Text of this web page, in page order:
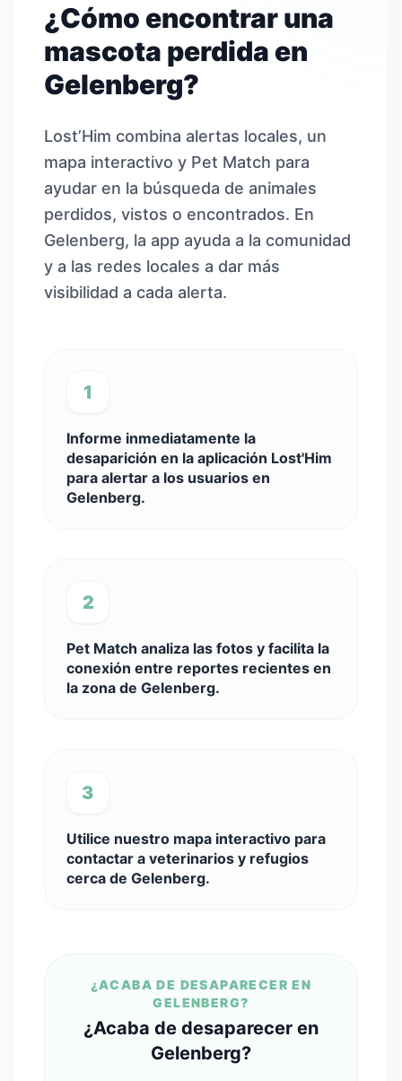
¿Cómo encontrar una
mascota perdida en
Gelenberg?
Lost’Him combina alertas locales, un
mapa interactivo y Pet Match para
ayudar en la búsqueda de animales
perdidos, vistos o encontrados. En
Gelenberg, la app ayuda a la comunidad
y a las redes locales a dar más
visibilidad a cada alerta.
1
Informe inmediatamente la
desaparición en la aplicación Lost'Him
para alertar a los usuarios en
Gelenberg.
2
Pet Match analiza las fotos y facilita la
conexión entre reportes recientes en
la zona de Gelenberg.
3
Utilice nuestro mapa interactivo para
contactar a veterinarios y refugios
cerca de Gelenberg.
¿ACABA DE DESAPARECER EN
GELENBERG?
¿Acaba de desaparecer en
Gelenberg?